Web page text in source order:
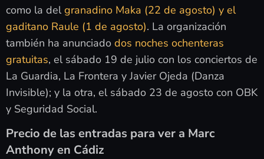
como la delgranadino Maka (22 de agosto) y el
gaditano Raule (1 de agosto). La organización
también ha anunciado dos noches ochenteras
gratuitas, el sábado 19 de julio con los conciertos de
La Guardia, La Frontera y Javier Ojeda (Danza
Invisible); y la otra, el sábado 23 de agosto con OBK
y Seguridad Social.
Precio de las entradas para ver a Marc
Anthony en Cádiz